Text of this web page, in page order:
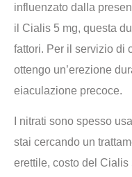
influenzato dalla
il Cialis 5 mg, questa
fattori. Per il servizio di
ottengo un’erezione
eiaculazione precoce.
I nitrati sono spesso
stai cercando un
erettile, costo del Cialis